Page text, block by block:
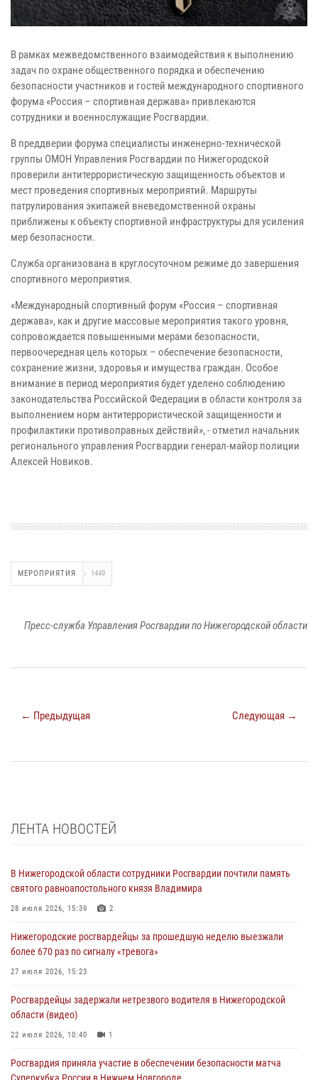
В рамках межведомственного взаимодействия к выполнению
задач по охране общественного порядка и обеспечению
безопасности участников и гостей международного спортивного
форума «Россия – спортивная держава» привлекаются
сотрудники и военнослужащие Росгвардии.
В преддверии форума специалисты инженерно-технической
группы ОМОН Управления Росгвардии по Нижегородской
проверили антитеррористическую защищенность объектов и
мест проведения спортивных мероприятий. Маршруты
патрулирования экипажей вневедомственной охраны
приближены к объекту спортивной инфраструктуры для усиления
мер безопасности.
Служба организована в круглосуточном режиме до завершения
спортивного мероприятия.
«Международный спортивный форум «Россия – спортивная
держава», как и другие массовые мероприятия такого уровня,
сопровождается повышенными мерами безопасности,
первоочередная цель которых – обеспечение безопасности,
сохранение жизни, здоровья и имущества граждан. Особое
внимание в период мероприятия будет уделено соблюдению
законодательства Российской Федерации в области контроля за
выполнением норм антитеррористической защищенности и
профилактики противоправных действий», - отметил начальник
регионального управления Росгвардии генерал-майор полиции
Алексей Новиков.
МЕРОПРИЯТИЯ 1449
Пресс-служба Управления Росгвардии по Нижегородской области
← Предыдущая Следующая →
ЛЕНТА НОВОСТЕЙ
В Нижегородской области сотрудники Росгвардии почтили память
святого равноапостольного князя Владимира
28 июля 2026, 15:39 2
Нижегородские росгвардейцы за прошедшую неделю выезжали
более 670 раз по сигналу «тревога»
27 июля 2026, 15:23
Росгвардейцы задержали нетрезвого водителя в Нижегородской
области (видео)
22 июля 2026, 10:40 1
Росгвардия приняла участие в обеспечении безопасности матча